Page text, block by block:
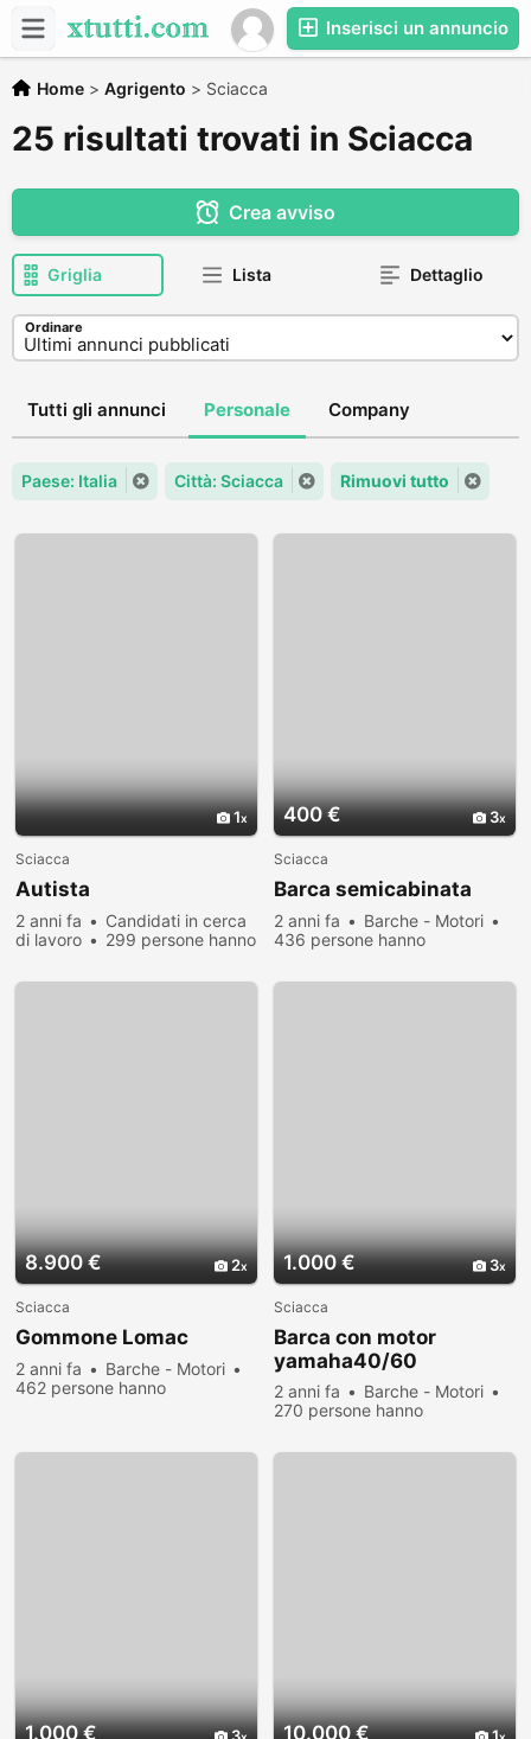
Inserisci un annuncio
Home > Agrigento > Sciacca
25 risultati trovati in Sciacca
Crea avviso
Griglia Lista Dettaglio
Ordinare
Tutti gli annunci Personale Company
Paese: Italia Città: Sciacca Rimuovi tutto
1
Sciacca
Autista
2 anni fa
Candidati in cerca
di lavoro
299 persone hanno
400 € 3
Sciacca
Barca semicabinata
2 anni fa
Barche - Motori
436 persone hanno
8.900 € 2
Sciacca
Gommone Lomac
2 anni fa
Barche - Motori
462 persone hanno
1.000 € 3
Sciacca
Barca con motor
yamaha40/60
2 anni fa
Barche - Motori
270 persone hanno
1.000 € 10.000 €